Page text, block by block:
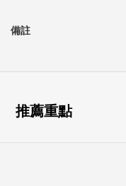
備註
推薦重點